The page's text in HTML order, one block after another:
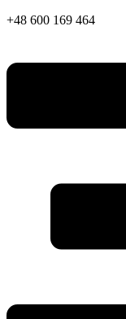
+48 600 169 464